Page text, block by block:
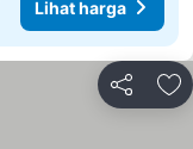
Lihat harga
Bagikan